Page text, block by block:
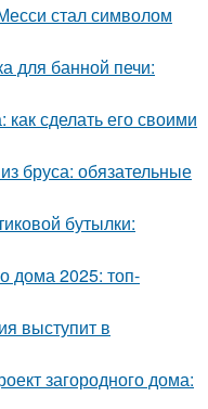
стал символом
для банной печи:
сделать его своими
бруса: обязательные
бутылки:
дома 2025: топ-
выступит в
загородного дома: